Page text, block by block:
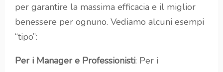
per garantire la massima efficacia e il miglior
benessere per ognuno. Vediamo alcuni esempi
“tipo”:
Per i Manager e Professionisti: Per i